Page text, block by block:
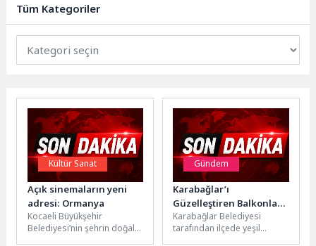
Tüm Kategoriler
Kültür Sanat
Açık sinemaların yeni
adresi: Ormanya
Kocaeli Büyükşehir
Belediyesi’nin şehrin doğal
Gündem
Karabağlar’ı
Güzelleştiren Balkonlar
Ödüllendirildi
Karabağlar Belediyesi
tarafından ilçede yeşil